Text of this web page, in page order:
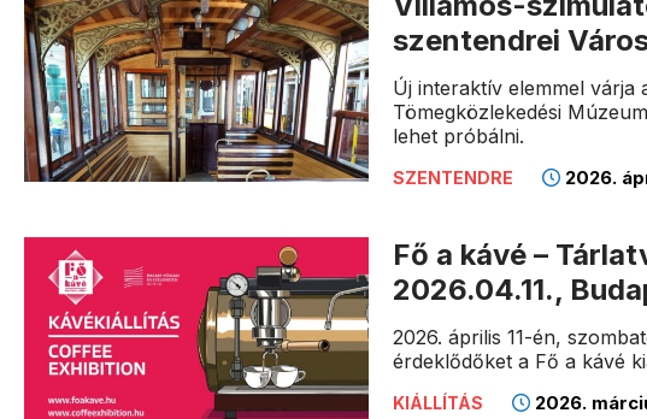
szentendrei
Új interaktív elemmel várja
Tömegközlekedési
lehet próbálni.
SZENTENDRE 2026.
Fő a kávé –
2026.04.11.,
2026. április 11-én,
érdeklődőket a Fő a kávé
KIÁLLÍTÁS 2026.